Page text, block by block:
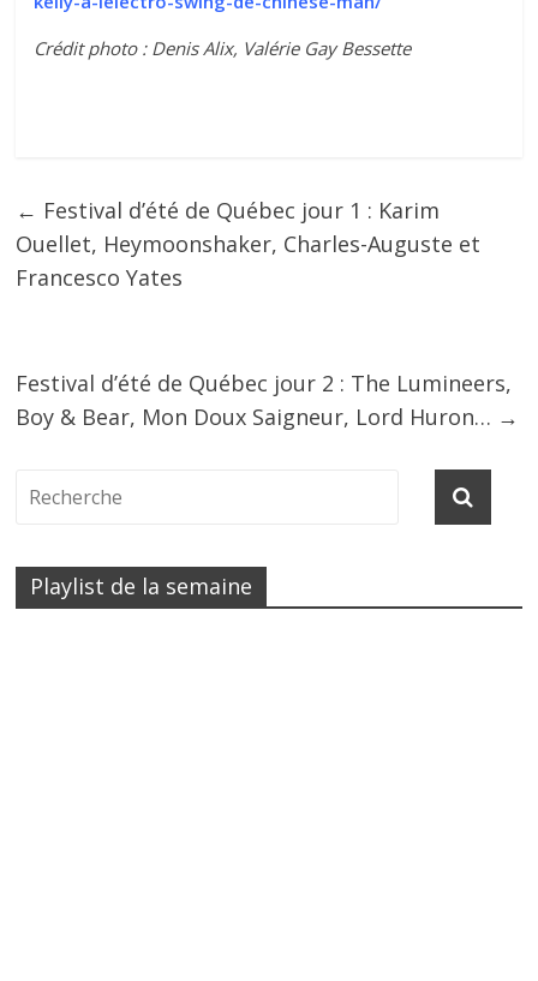
Crédit photo : Denis Alix, Valérie Gay Bessette
← Festival d’été de Québec jour 1 : Karim
Ouellet, Heymoonshaker, Charles-Auguste et
Francesco Yates
Festival d’été de Québec jour 2 : The Lumineers,
Boy & Bear, Mon Doux Saigneur, Lord Huron… →
Playlist de la semaine